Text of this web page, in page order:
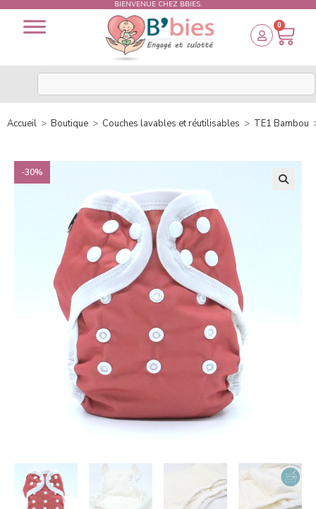
BIENVENUE CHEZ BBIES.
0
Accueil > Boutique > Couches lavables et réutilisables > TE1 Bambou
-30%